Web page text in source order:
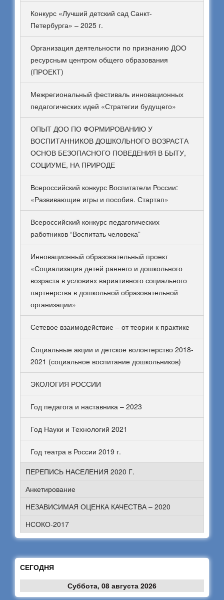
Конкурс «Лучший детский сад Санкт-
Петербурга» – 2025 г.
Организация деятельности по признанию ДОО
ресурсным центром общего образования
(ПРОЕКТ)
Межрегиональный фестиваль инновационных
педагогических идей «Стратегии будущего»
ОПЫТ ДОО ПО ФОРМИРОВАНИЮ У
ВОСПИТАННИКОВ ДОШКОЛЬНОГО ВОЗРАСТА
ОСНОВ БЕЗОПАСНОГО ПОВЕДЕНИЯ В БЫТУ,
СОЦИУМЕ, НА ПРИРОДЕ
Всероссийский конкурс Воспитатели России:
«Развивающие игры и пособия. Стартап»
Всероссийский конкурс педагогических
работников “Воспитать человека”
Инновационный образовательный проект
«Социализация детей раннего и дошкольного
возраста в условиях вариативного социального
партнерства в дошкольной образовательной
организации»
Сетевое взаимодействие – от теории к практике
Социальные акции и детское волонтерство 2018-
2021 (социальное воспитание дошкольников)
ЭКОЛОГИЯ РОССИИ
Год педагога и наставника – 2023
Год Науки и Технологий 2021
Год театра в России 2019 г.
ПЕРЕПИСЬ НАСЕЛЕНИЯ 2020 Г.
Анкетирование
НЕЗАВИСИМАЯ ОЦЕНКА КАЧЕСТВА – 2020
НСОКО-2017
СЕГОДНЯ
Суббота, 08 августа 2026